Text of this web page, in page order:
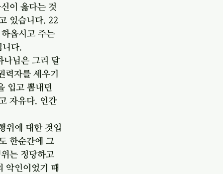
이 옳다는 것
있습니다. 22
옵시고 주는
니다.
나님은 그리 달
력자를 세우기
입고 뽐내던
자유다. 인간
위에 대한 것입
한순간에 그
는 정당하고
악인이었기 때